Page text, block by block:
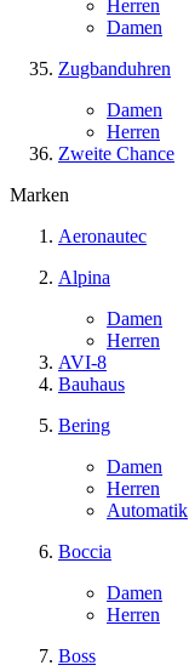
Herren
Damen
Zugbanduhren
Damen
Herren
Zweite Chance
Marken
Aeronautec
Alpina
Damen
Herren
AVI-8
Bauhaus
Bering
Damen
Herren
Automatik
Boccia
Damen
Herren
Boss